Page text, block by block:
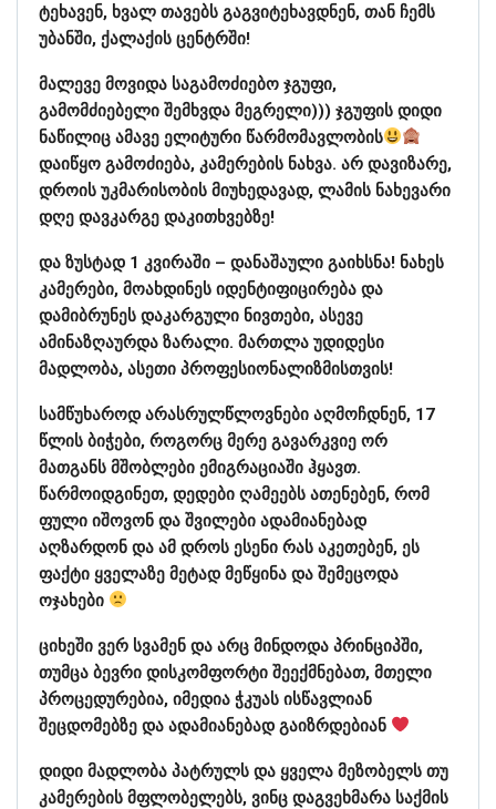
ტეხავენ, ხვალ თავებს გაგვიტეხავდნენ, თან ჩემს
უბანში, ქალაქის ცენტრში!
მალევე მოვიდა საგამოძიებო ჯგუფი,
გამომძიებელი შემხვდა მეგრელი))) ჯგუფის დიდი
ნაწილიც ამავე ელიტური წარმომავლობის
დაიწყო გამოძიება, კამერების ნახვა. არ დავიზარე,
დროის უკმარისობის მიუხედავად, ლამის ნახევარი
დღე დავკარგე დაკითხვებზე!
და ზუსტად 1 კვირაში – დანაშაული გაიხსნა! ნახეს
კამერები, მოახდინეს იდენტიფიცირება და
დამიბრუნეს დაკარგული ნივთები, ასევე
ამინაზღაურდა ზარალი. მართლა უდიდესი
მადლობა, ასეთი პროფესიონალიზმისთვის!
სამწუხაროდ არასრულწლოვნები აღმოჩდნენ, 17
წლის ბიჭები, როგორც მერე გავარკვიე ორ
მათგანს მშობლები ემიგრაციაში ჰყავთ.
წარმოიდგინეთ, დედები ღამეებს ათენებენ, რომ
ფული იშოვონ და შვილები ადამიანებად
აღზარდონ და ამ დროს ესენი რას აკეთებენ, ეს
ფაქტი ყველაზე მეტად მეწყინა და შემეცოდა
ოჯახები
ციხეში ვერ სვამენ და არც მინდოდა პრინციპში,
თუმცა ბევრი დისკომფორტი შეექმნებათ, მთელი
პროცედურებია, იმედია ჭკუას ისწავლიან
შეცდომებზე და ადამიანებად გაიზრდებიან
დიდი მადლობა პატრულს და ყველა მეზობელს თუ
კამერების მფლობელებს, ვინც დაგვეხმარა საქმის